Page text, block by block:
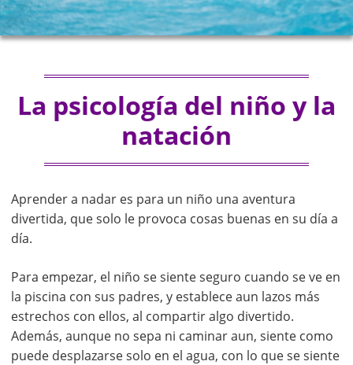
La psicología del niño y la
natación
Aprender a nadar es para un niño una aventura
divertida, que solo le provoca cosas buenas en su día a
día.
Para empezar, el niño se siente seguro cuando se ve en
la piscina con sus padres, y establece aun lazos más
estrechos con ellos, al compartir algo divertido.
Además, aunque no sepa ni caminar aun, siente como
puede desplazarse solo en el agua, con lo que se siente